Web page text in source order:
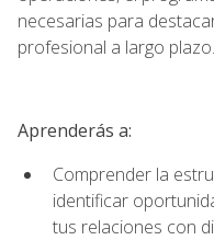
necesarias para
profesional a largo plazo.
Aprenderás a:
Comprender la
identificar
tus relaciones con